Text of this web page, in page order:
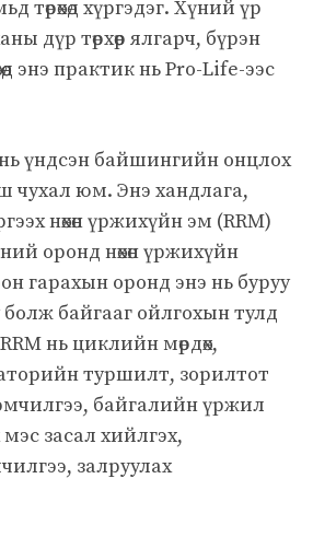
төрөхөд хүргэдэг. Хүний үр
дүр төрхөөр ялгарч, бүрэн
энэ практик нь Pro-Life-ээс
үндсэн байшингийн онцлох
чухал юм. Энэ хандлага,
нөхөн үржихүйн эм (RRM)
оронд нөхөн үржихүйн
гарахын оронд энэ нь буруу
байгааг ойлгохын тулд
нь циклийн мөрдөх,
туршилт, зорилтот
байгалийн үржил
засал хийлгэх,
залруулах